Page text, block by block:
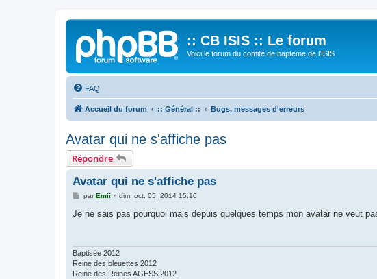
:: CB ISIS :: Le forum
Voici le forum du comité de bapteme de l'ISIS
FAQ
Accueil du forum :: Général :: Bugs, messages d'erreurs
Avatar qui ne s'affiche pas
Répondre
Avatar qui ne s'affiche pas
M
s
parEmii » dim. oct. 05, 2014 15:16
Je ne sais pas pourquoi mais depuis quelques temps mon avatar ne veut
Baptisée 2012
Reine des bleuettes 2012
Reine des Reines AGESS 2012